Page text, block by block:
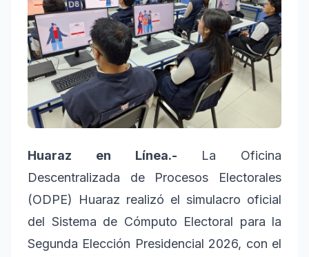
Huaraz en Línea.- La Oficina
Descentralizada de Procesos Electorales
(ODPE) Huaraz realizó el simulacro oficial
del Sistema de Cómputo Electoral para la
Segunda Elección Presidencial 2026, con el